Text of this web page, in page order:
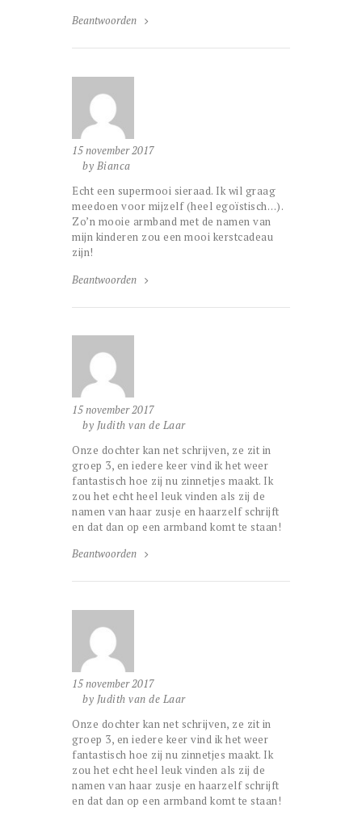
Beantwoorden
15 november 2017
by Bianca
Echt een supermooi sieraad. Ik wil graag
meedoen voor mijzelf (heel egoïstisch…).
Zo’n mooie armband met de namen van
mijn kinderen zou een mooi kerstcadeau
zijn!
Beantwoorden
15 november 2017
by Judith van de Laar
Onze dochter kan net schrijven, ze zit in
groep 3, en iedere keer vind ik het weer
fantastisch hoe zij nu zinnetjes maakt. Ik
zou het echt heel leuk vinden als zij de
namen van haar zusje en haarzelf schrijft
en dat dan op een armband komt te staan!
Beantwoorden
15 november 2017
by Judith van de Laar
Onze dochter kan net schrijven, ze zit in
groep 3, en iedere keer vind ik het weer
fantastisch hoe zij nu zinnetjes maakt. Ik
zou het echt heel leuk vinden als zij de
namen van haar zusje en haarzelf schrijft
en dat dan op een armband komt te staan!